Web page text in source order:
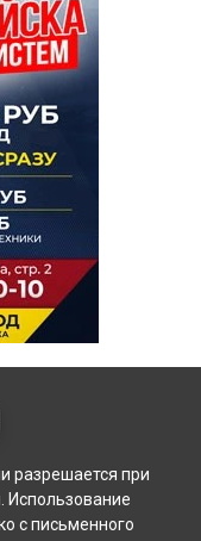
разрешается при
Использование
с письменного